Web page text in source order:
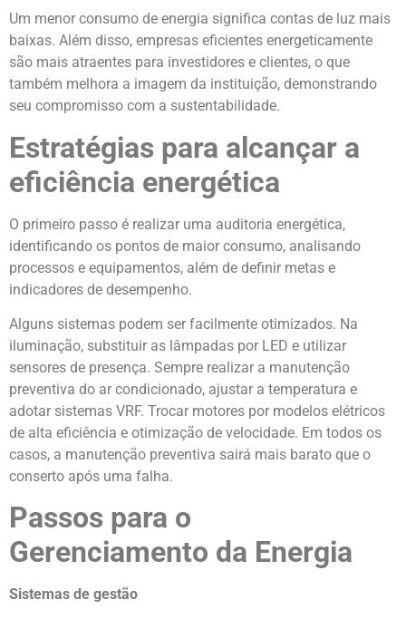
Um menor consumo de energia significa contas de luz mais
baixas. Além disso, empresas eficientes energeticamente
são mais atraentes para investidores e clientes, o que
também melhora a imagem da instituição, demonstrando
seu compromisso com a sustentabilidade.
Estratégias para alcançar a
eficiência energética
O primeiro passo é realizar uma auditoria energética,
identificando os pontos de maior consumo, analisando
processos e equipamentos, além de definir metas e
indicadores de desempenho.
Alguns sistemas podem ser facilmente otimizados. Na
iluminação, substituir as lâmpadas por LED e utilizar
sensores de presença. Sempre realizar a manutenção
preventiva do ar condicionado, ajustar a temperatura e
adotar sistemas VRF. Trocar motores por modelos elétricos
de alta eficiência e otimização de velocidade. Em todos os
casos, a manutenção preventiva sairá mais barato que o
conserto após uma falha.
Passos para o
Gerenciamento da Energia
Sistemas de gestão